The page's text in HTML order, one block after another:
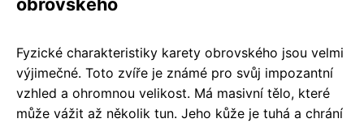
Fyzické charakteristiky karety obrovského jsou velmi
výjimečné. Toto zvíře je známé pro svůj impozantní
vzhled a ohromnou velikost. Má masivní tělo, které
může vážit až několik tun. Jeho kůže je tuhá a chrání